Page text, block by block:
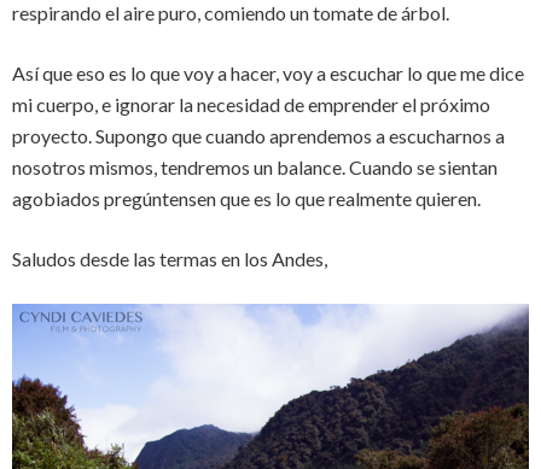
respirando el aire puro, comiendo un tomate de árbol.
Así que eso es lo que voy a hacer, voy a escuchar lo que me dice
mi cuerpo, e ignorar la necesidad de emprender el próximo
proyecto. Supongo que cuando aprendemos a escucharnos a
nosotros mismos, tendremos un balance. Cuando se sientan
agobiados pregúntensen que es lo que realmente quieren.
Saludos desde las termas en los Andes,